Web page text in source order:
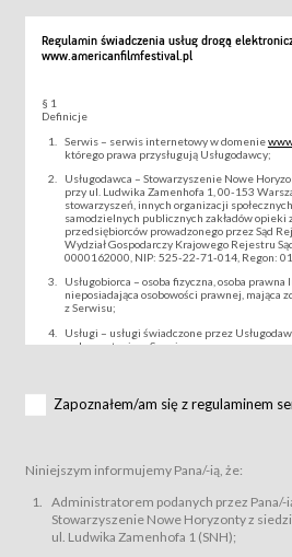
Regulamin świadczenia usług drogą
www.americanfilmfestival.pl
§ 1
Definicje
Serwis – serwis internetowy w domenie
którego prawa przysługują Usługodawcy;
Usługodawca – Stowarzyszenie Nowe
przy ul. Ludwika Zamenhofa 1, 00-153
stowarzyszeń, innych organizacji
samodzielnych publicznych zakładów
przedsiębiorców prowadzonego przez Sąd
Wydział Gospodarczy Krajowego Rejestru
0000162000, NIP: 525-22-71-014, Regon:
Usługobiorca – osoba fizyczna, osoba
nieposiadająca osobowości prawnej, mająca
z Serwisu;
Usługi – usługi świadczone przez
wykorzystaniem Serwisu;
za pośrednictwem Serwisu;
podmiotom z branży mediów i filmowej
Bilety – wybrane dokumenty potwierdzające
Usługodawcą i uprawniające do wzięcia
przewidziane przez Usługodawcę dla
do uczestnictwa w wielu albo w
Zapoznałem/am się z regulaminem
Niniejszym informujemy Pana/-ią, że:
Administratorem podanych przez Pana/-
Stowarzyszenie Nowe Horyzonty z
ul. Ludwika Zamenhofa 1 (SNH);